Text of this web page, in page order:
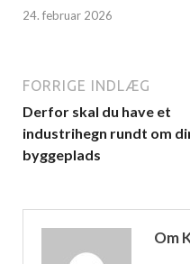
24. februar 2026
FORRIGE INDLÆG
Derfor skal du have et
industrihegn rundt om
byggeplads
Om